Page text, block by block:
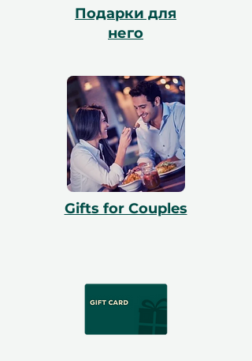
Подарки для
него
Gifts for Couples